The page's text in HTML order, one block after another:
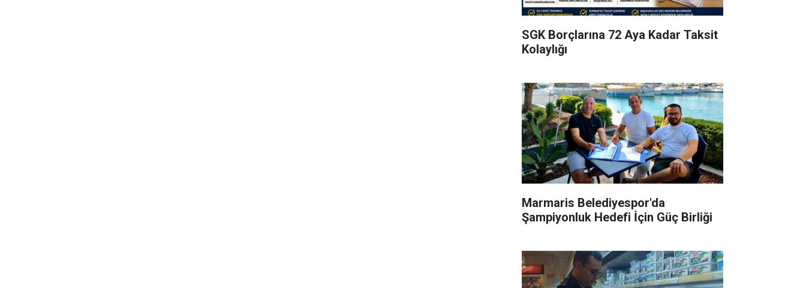
SGK Borçlarına 72 Aya Kadar Taksit
Kolaylığı
Marmaris Belediyespor'da
Şampiyonluk Hedefi İçin Güç Birliği